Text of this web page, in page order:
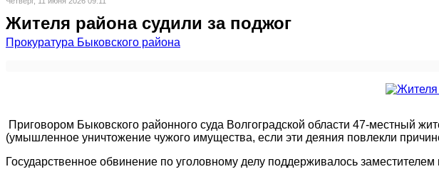
Жителя района судили за поджог
Прокуратура Быковского района
Приговором Быковского районного суда Волгоградской области 47-местный
(умышленное уничтожение чужого имущества, если эти деяния повлекли
Государственное обвинение по уголовному делу поддерживалось